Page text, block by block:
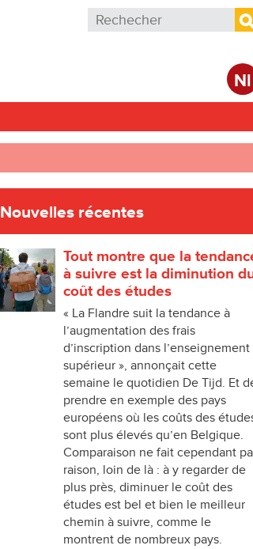
Formulaire de recherche
Rechercher
Nl
Nouvelles récentes
Tout montre que la
à suivre est la diminution
coût des études
« La Flandre suit la tendance à
l’augmentation des frais
d’inscription dans l’enseignement
supérieur », annonçait cette
semaine le quotidien De Tijd. Et
prendre en exemple des pays
européens où les coûts des
sont plus élevés qu’en Belgique.
Comparaison ne fait cependant
raison, loin de là : à y regarder de
plus près, diminuer le coût des
études est bel et bien le meilleur
chemin à suivre, comme le
montrent de nombreux pays.